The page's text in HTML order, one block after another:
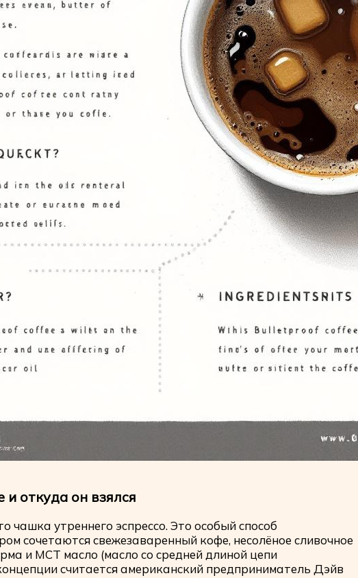
откуда он взялся
чашка утреннего эспрессо. Это особый способ
сочетаются свежезаваренный кофе, несолёное сливочное
и MCT масло (масло со средней длиной цепи
считается американский предприниматель Дэйв